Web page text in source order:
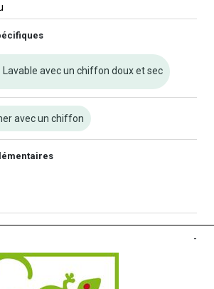
Lavable avec un chiffon doux et sec
avec un chiffon
-